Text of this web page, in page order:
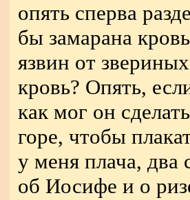
опять сперва
бы замарана
язвин от
кровь? Опять,
как мог он
горе, чтобы
у меня плача, два
об Иосифе и о